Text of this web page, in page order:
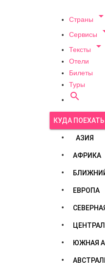
Страны 
Сервисы
Тексты 
Отели
Билеты
Туры

КУДА ПОЕХАТЬ
АЗИЯ
АФРИКА
ЕВРОПА
ЮЖНАЯ